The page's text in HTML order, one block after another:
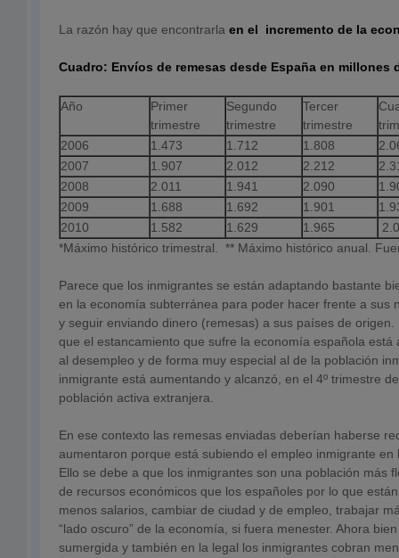
La razón hay que encontrarla en el incremento de la
Cuadro: Envíos de remesas desde España en millones
Año
Primer
trimestre
Segundo
trimestre
Tercer
trimestre
2006
1.473 1.712 1.808
2007
1.907 2.012 2.212
2008
2.011 1.941 2.090
2009
1.688 1.692 1.901
2010
1.582 1.629 1.965
*Máximo histórico trimestral. ** Máximo histórico anual.
Parece que los inmigrantes se están adaptando bastante
en la economía subterránea para poder hacer frente a sus
y seguir enviando dinero (remesas) a sus países de origen.
que el estancamiento que sufre la economía española está
al desempleo y de forma muy especial al de la población
inmigrante está aumentando y alcanzó, en el 4º trimestre
población activa extranjera.
En ese contexto las remesas enviadas deberían haberse
aumentaron porque está subiendo el empleo inmigrante
Ello se debe a que los inmigrantes son una población más
de recursos económicos que los españoles por lo que
menos salarios, cambiar de ciudad y de empleo, trabajar
“lado oscuro” de la economía, si fuera menester. Ahora
sumergida y también en la legal los inmigrantes cobran